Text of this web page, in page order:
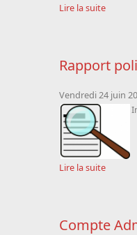
Lire la suite
Rapport
Vendredi 24 juin
Lire la suite
Compte